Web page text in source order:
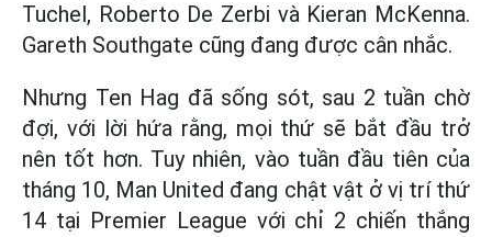
Tuchel, Roberto De Zerbi và Kieran McKenna.
Gareth Southgate cũng đang được cân nhắc.
Nhưng Ten Hag đã sống sót, sau 2 tuần chờ
đợi, với lời hứa rằng, mọi thứ sẽ bắt đầu trở
nên tốt hơn. Tuy nhiên, vào tuần đầu tiên của
tháng 10, Man United đang chật vật ở vị trí thứ
14 tại Premier League với chỉ 2 chiến thắng